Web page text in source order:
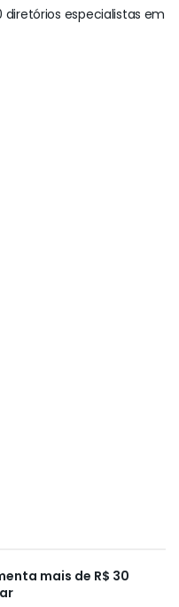
diretórios especialistas em
mais de R$ 30